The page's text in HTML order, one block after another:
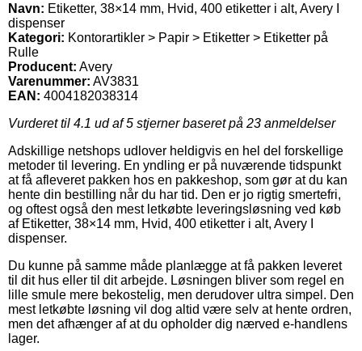
Navn: Etiketter, 38×14 mm, Hvid, 400 etiketter i alt, Avery I
dispenser
Kategori: Kontorartikler > Papir > Etiketter > Etiketter på
Rulle
Producent: Avery
Varenummer: AV3831
EAN: 4004182038314
Vurderet til 4.1 ud af 5 stjerner baseret på 23 anmeldelser
Adskillige netshops udlover heldigvis en hel del forskellige
metoder til levering. En yndling er på nuværende tidspunkt
at få afleveret pakken hos en pakkeshop, som gør at du kan
hente din bestilling når du har tid. Den er jo rigtig smertefri,
og oftest også den mest letkøbte leveringsløsning ved køb
af Etiketter, 38×14 mm, Hvid, 400 etiketter i alt, Avery I
dispenser.
Du kunne på samme måde planlægge at få pakken leveret
til dit hus eller til dit arbejde. Løsningen bliver som regel en
lille smule mere bekostelig, men derudover ultra simpel. Den
mest letkøbte løsning vil dog altid være selv at hente ordren,
men det afhænger af at du opholder dig nærved e-handlens
lager.